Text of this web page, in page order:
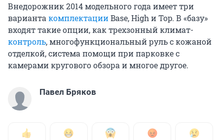
Внедорожник 2014 модельного года имеет три
варианта комплектацииBase, High и Top. В «базу»
входят такие опции, как трехзонный климат-
контроль, многофункциональный руль с кожаной
отделкой, система помощи при парковке с
камерами кругового обзора и многое другое.
Павел Бряков